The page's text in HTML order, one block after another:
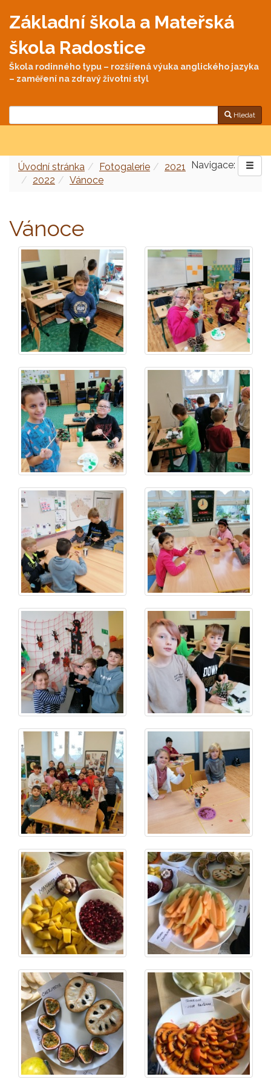
Základní škola a Mateřská
škola Radostice
Škola rodinného typu – rozšířená výuka anglického jazyka
– zaměření na zdravý životní styl
Hledat
Navigace:
Úvodní stránka Fotogalerie
2021
2022
Vánoce
Vánoce